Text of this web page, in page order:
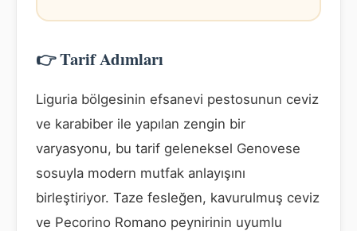
👉 Tarif Adımları
Liguria bölgesinin efsanevi pestosunun ceviz
ve karabiber ile yapılan zengin bir
varyasyonu, bu tarif geleneksel Genovese
sosuyla modern mutfak anlayışını
birleştiriyor. Taze fesleğen, kavurulmuş ceviz
ve Pecorino Romano peynirinin uyumlu